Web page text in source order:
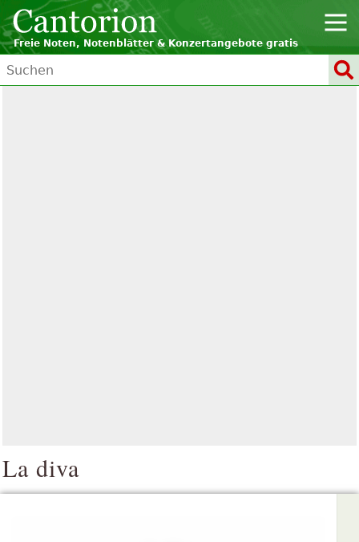
Freie Noten, Notenblätter & Konzertangebote gratis
La diva